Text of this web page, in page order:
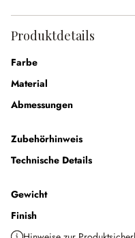
Produktdetails
Farbe
Material
Abmessungen
Zubehörhinweis
Technische Details
Gewicht
Finish